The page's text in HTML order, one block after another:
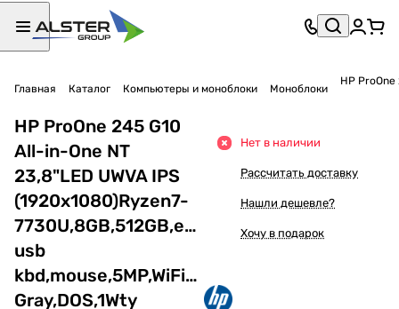
Главная Каталог Компьютеры и моноблоки Моноблоки
HP ProOne
HP ProOne 245 G10
All-in-One NT
23,8"LED UWVA IPS
(1920x1080)Ryzen7-
7730U,8GB,512GB,eng
usb
kbd,mouse,5MP,WiFi,BT,Iron
Gray,DOS,1Wty
Нет в наличии
Рассчитать доставку
Нашли дешевле?
Хочу в подарок